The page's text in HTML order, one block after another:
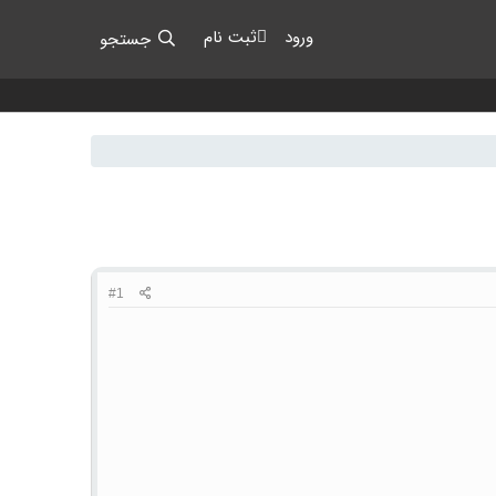
ورود ثبت نام جستجو
#1